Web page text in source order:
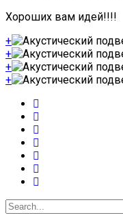
Хороших вам идей!!!!
+
+
+
+